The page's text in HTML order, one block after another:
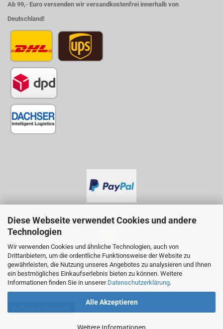
Diese Webseite verwendet Cookies und andere
Technologien
Wir verwenden Cookies und ähnliche Technologien, auch von
Drittanbietern, um die ordentliche Funktionsweise der Website zu
gewährleisten, die Nutzung unseres Angebotes zu analysieren und Ihnen
ein bestmögliches Einkaufserlebnis bieten zu können. Weitere
Informationen finden Sie in unserer Datenschutzerklärung.
Alle Akzeptieren
Ab 99,- Euro versenden wir versandkostenfrei innerhalb von
Deutschland!